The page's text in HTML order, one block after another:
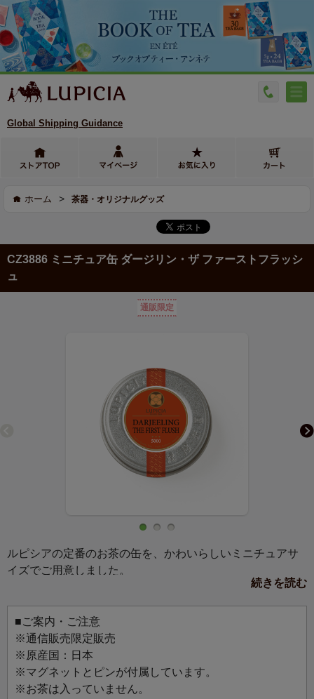
Global Shipping Guidance
ホーム > 茶器・オリジナルグッズ
CZ3886 ミニチュア缶 ダージリン・ザ ファーストフラッシ
ュ
通販限定
ルピシアの定番のお茶の缶を、かわいらしいミニチュアサ
イズでご用意しました。
マグネットか缶バッジ、お好きな仕様を選んでお使いいた
だけます。
お気に入りのバッグにつけて、マグネットボードに飾っ
て、お好みのスタイルでお楽しみください。
続きを読む
■ご案内・ご注意
※通信販売限定販売
※原産国：日本
※マグネットとピンが付属しています。
※お茶は入っていません。